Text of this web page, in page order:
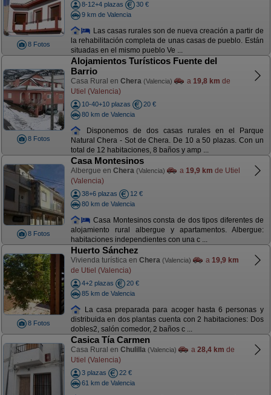
8 Fotos
8-12+4 plazas
30 €
9 km de Valencia
Las casas rurales son de nueva creación a partir de
la rehabilitación completa de unas casas de pueblo. Están
situadas en el mismo pueblo Ve ...
8 Fotos
Alojamientos Turísticos Fuente del
Barrio
Casa Rural en Chera (Valencia) a 19,8 km de
Utiel (Valencia)
10-40+10 plazas
20 €
80 km de Valencia
Disponemos de dos casas rurales en el Parque
Natural Chera - Sot de Chera. De 10 a 50 plazas. Con un
total de 12 habitaciones, 8 baños y amp ...
8 Fotos
Casa Montesinos
Albergue en Chera (Valencia) a 19,9 km de Utiel
(Valencia)
38+6 plazas
12 €
80 km de Valencia
Casa Montesinos consta de dos tipos diferentes de
alojamiento rural albergue y apartamentos. Albergue:
habitaciones independientes con una c ...
8 Fotos
Huerto Sánchez
Vivienda turística en Chera (Valencia) a 19,9 km
de Utiel (Valencia)
4+2 plazas
20 €
85 km de Valencia
La casa preparada para acoger hasta 6 personas y
distribuida en dos plantas cuenta con 2 habitaciones: Dos
dobles2, salón comedor, 2 baños c ...
Casica Tía Carmen
Casa Rural en Chulilla (Valencia) a 28,4 km de
Utiel (Valencia)
3 plazas
22 €
61 km de Valencia